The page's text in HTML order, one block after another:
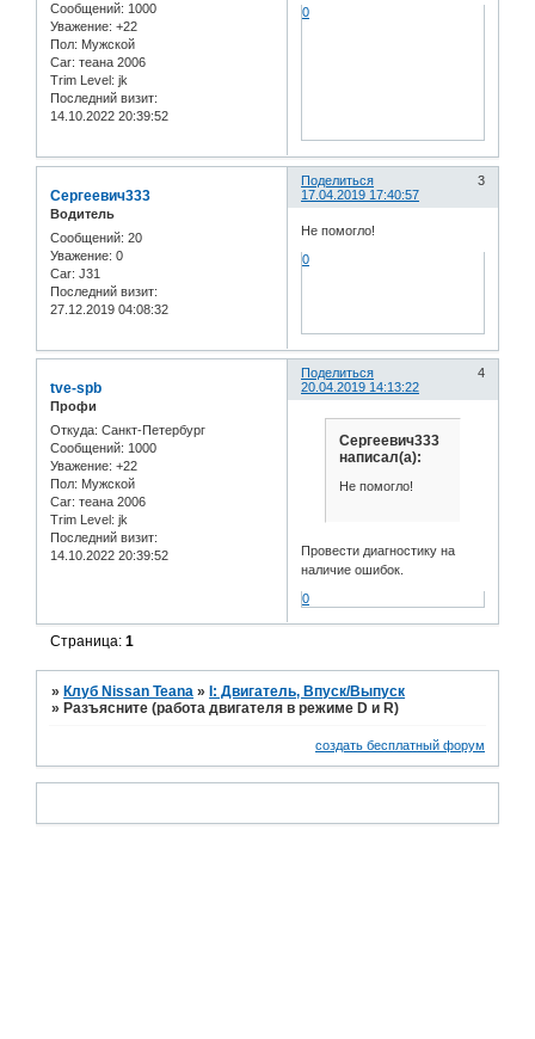
Сообщений: 1000
Уважение: +22
Пол: Мужской
Car: теана 2006
Trim Level: jk
Последний визит:
14.10.2022 20:39:52
0
Поделиться
3
17.04.2019 17:40:57
Сергеевич333
Водитель
Сообщений: 20
Уважение: 0
Car: J31
Последний визит:
27.12.2019 04:08:32
Не помогло!
0
Поделиться
4
20.04.2019 14:13:22
tve-spb
Профи
Откуда: Санкт-Петербург
Сообщений: 1000
Уважение: +22
Пол: Мужской
Car: теана 2006
Trim Level: jk
Последний визит:
14.10.2022 20:39:52
Сергеевич333
написал(а):
Не помогло!
Провести диагностику на
наличие ошибок.
0
Страница:1
»Клуб Nissan Teana »I: Двигатель, Впуск/Выпуск
»Разъясните (работа двигателя в режиме D и R)
создать бесплатный форум